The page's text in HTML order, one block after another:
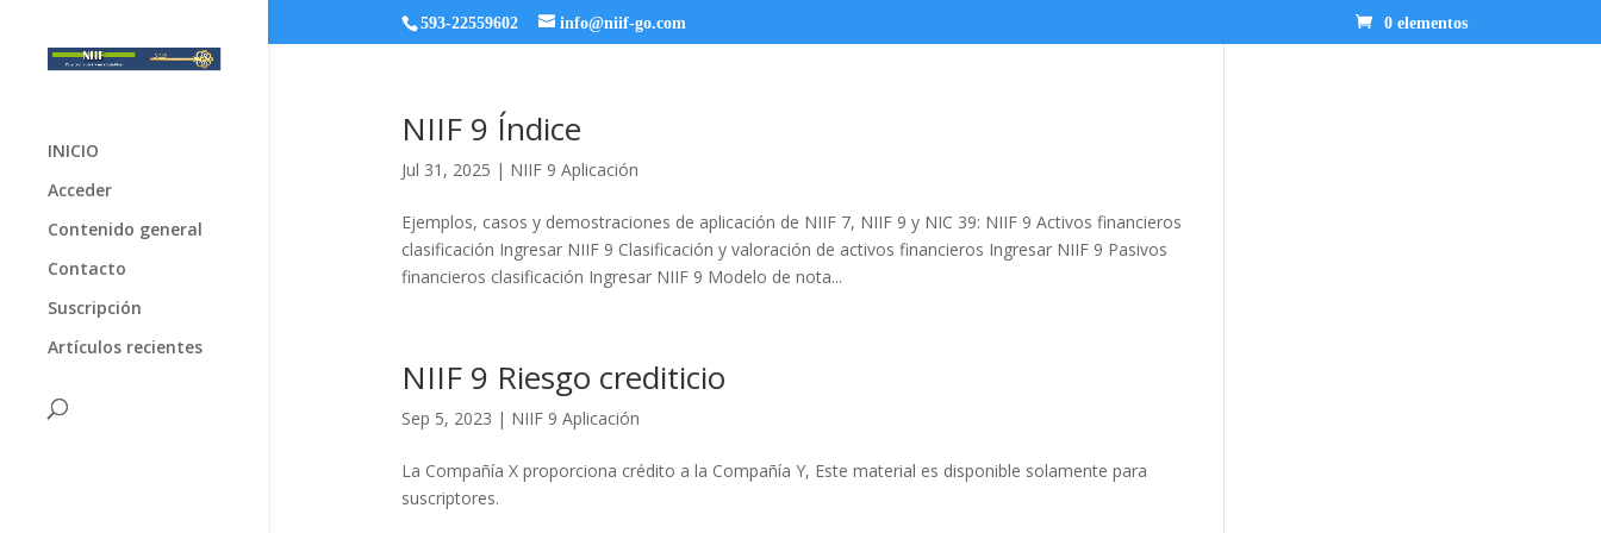
593-22559602 info@niif-go.com 0 elementos
INICIO
Acceder
Contenido general
Contacto
Suscripción
Artículos recientes
NIIF 9 Índice
Jul 31, 2025 | NIIF 9 Aplicación
Ejemplos, casos y demostraciones de aplicación de NIIF 7, NIIF 9 y NIC 39: NIIF 9 Activos financieros
clasificación Ingresar NIIF 9 Clasificación y valoración de activos financieros Ingresar NIIF 9 Pasivos
financieros clasificación Ingresar NIIF 9 Modelo de nota...
NIIF 9 Riesgo crediticio
Sep 5, 2023 | NIIF 9 Aplicación
La Compañía X proporciona crédito a la Compañía Y, Este material es disponible solamente para
suscriptores.